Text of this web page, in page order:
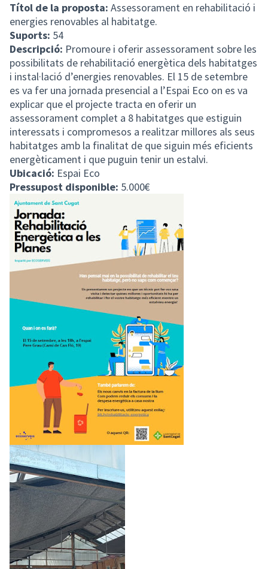
Títol de la proposta: Assessorament en rehabilitació i
energies renovables al habitatge.
Suports: 54
Descripció: Promoure i oferir assessorament sobre les
possibilitats de rehabilitació energètica dels habitatges
i instal·lació d’energies renovables. El 15 de setembre
es va fer una jornada presencial a l’Espai Eco on es va
explicar que el projecte tracta en oferir un
assessorament complet a 8 habitatges que estiguin
interessats i compromesos a realitzar millores als seus
habitatges amb la finalitat de que siguin més eficients
energèticament i que puguin tenir un estalvi.
Ubicació: Espai Eco
Pressupost disponible: 5.000€